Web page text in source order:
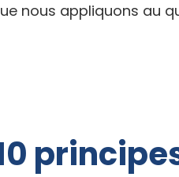
nous appliquons